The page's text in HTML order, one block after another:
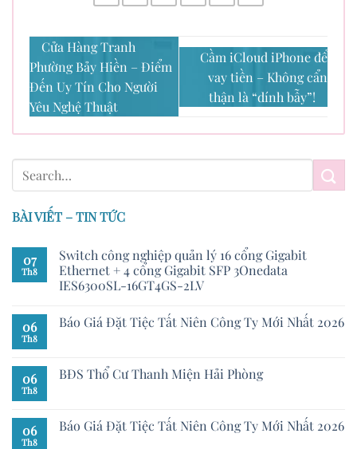
Cửa Hàng Tranh
Phường Bảy Hiền – Điểm
Đến Uy Tín Cho Người
Yêu Nghệ Thuật
Cầm iCloud iPhone để
vay tiền – Không cẩn
thận là “dính bẫy”!
BÀI VIẾT – TIN TỨC
07
Th8
Switch công nghiệp quản lý 16 cổng Gigabit
Ethernet + 4 cổng Gigabit SFP 3Onedata
IES6300SL-16GT4GS-2LV
06
Th8
Báo Giá Đặt Tiệc Tất Niên Công Ty Mới Nhất 2026
06
Th8
BĐS Thổ Cư Thanh Miện Hải Phòng
06
Th8
Báo Giá Đặt Tiệc Tất Niên Công Ty Mới Nhất 2026